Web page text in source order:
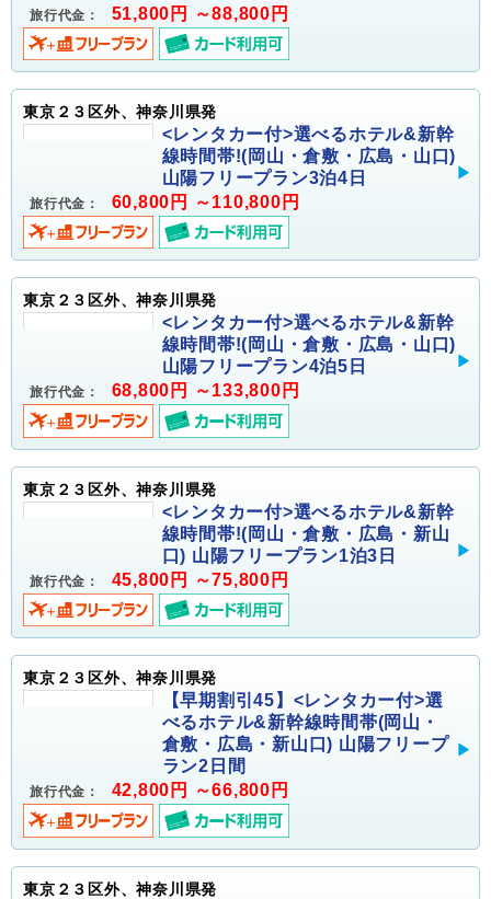
旅行代金： 51,800円 ～88,800円
東京２３区外、神奈川県発
<レンタカー付>選べるホテル&新幹
線時間帯!(岡山・倉敷・広島・山口)
山陽フリープラン3泊4日
旅行代金： 60,800円 ～110,800円
東京２３区外、神奈川県発
<レンタカー付>選べるホテル&新幹
線時間帯!(岡山・倉敷・広島・山口)
山陽フリープラン4泊5日
旅行代金： 68,800円 ～133,800円
東京２３区外、神奈川県発
<レンタカー付>選べるホテル&新幹
線時間帯!(岡山・倉敷・広島・新山
口) 山陽フリープラン1泊3日
旅行代金： 45,800円 ～75,800円
東京２３区外、神奈川県発
【早期割引45】<レンタカー付>選
べるホテル&新幹線時間帯(岡山・
倉敷・広島・新山口) 山陽フリープ
ラン2日間
旅行代金： 42,800円 ～66,800円
東京２３区外、神奈川県発